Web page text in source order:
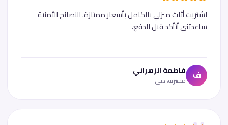
اشتريت أثاث منزلي بالكامل بأسعار ممتازة. النصائح الأمنية
ساعدتني أتأكد قبل الدفع.
ف فاطمة الزهراني
مشترية، دبي